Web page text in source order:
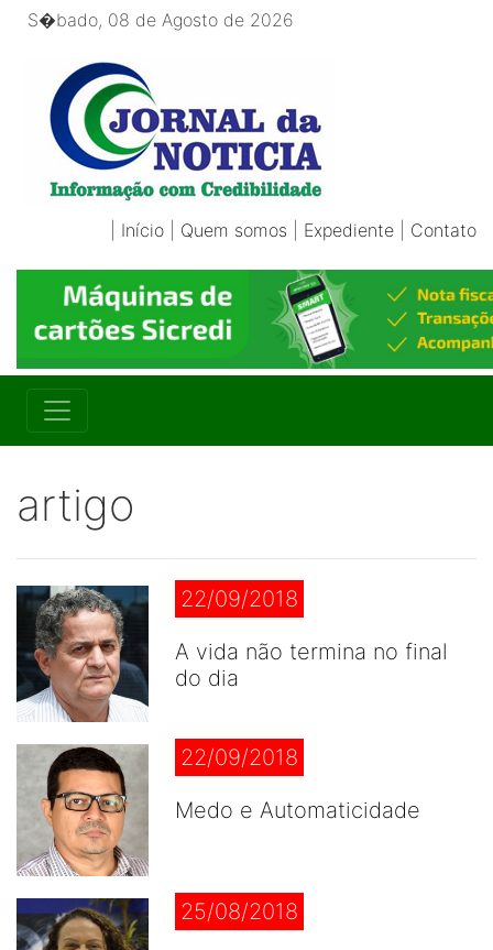
S�bado, 08 de Agosto de 2026
Início Quem somos Expediente Contato
artigo
22/09/2018
A vida não termina no final
do dia
22/09/2018
Medo e Automaticidade
25/08/2018